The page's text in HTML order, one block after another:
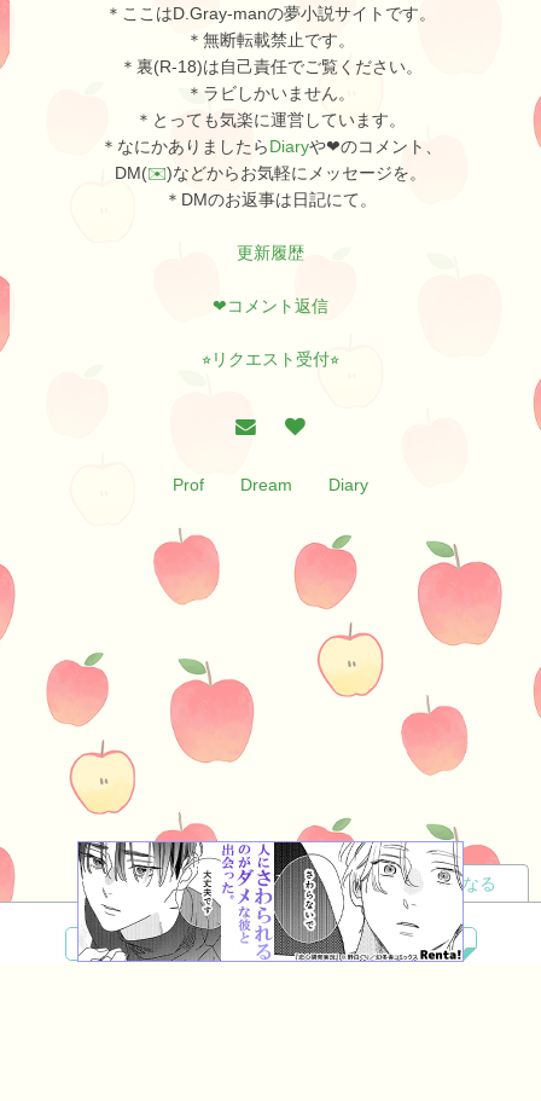
＊ここはD.Gray-manの夢小説サイトです。
＊無断転載禁止です。
＊裏(R-18)は自己責任でご覧ください。
＊ラビしかいません。
＊とっても気楽に運営しています。
＊なにかありましたらDiaryや❤︎のコメント、
DM(✉️)などからお気軽にメッセージを。
＊DMのお返事は日記にて。
更新履歴
❤︎コメント返信
⭐︎リクエスト受付⭐︎
Prof Dream Diary
夢小説 ツイステ R18 鬼滅の刃 BL
読者になる